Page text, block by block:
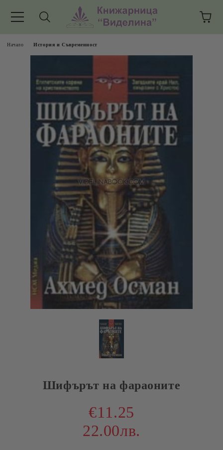
Начало История и Съвременност
Шифърът на фараоните
€11.25
22.00лв.